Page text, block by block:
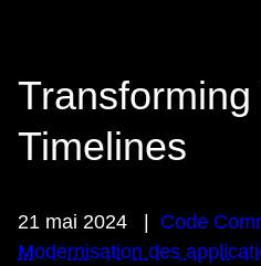
Transforming
Timelines
21 mai 2024
Code
Modernisation des